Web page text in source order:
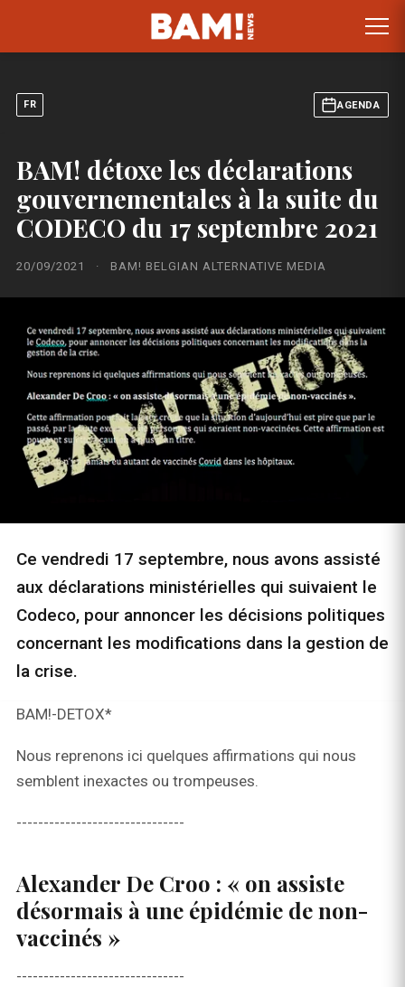
FR AGENDA
BAM! détoxe les déclarations
gouvernementales à la suite du
CODECO du 17 septembre 2021
20/09/2021 · BAM! BELGIAN ALTERNATIVE MEDIA
Ce vendredi 17 septembre, nous avons assisté
aux déclarations ministérielles qui suivaient le
Codeco, pour annoncer les décisions politiques
concernant les modifications dans la gestion de
la crise.
BAM!-DETOX*
Nous reprenons ici quelques affirmations qui nous
semblent inexactes ou trompeuses.
-------------------------------
Alexander De Croo : « on assiste
désormais à une épidémie de non-
vaccinés »
-------------------------------